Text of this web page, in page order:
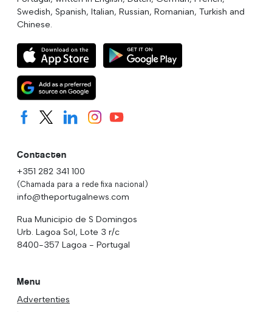
Swedish, Spanish, Italian, Russian, Romanian, Turkish and
Chinese.
Contacten
+351 282 341 100
(Chamada para a rede fixa nacional)
info@theportugalnews.com
Rua Municipio de S Domingos
Urb. Lagoa Sol, Lote 3 r/c
8400-357 Lagoa - Portugal
Menu
Advertenties